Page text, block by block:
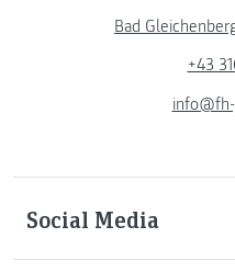
Bad
+43
Social Media